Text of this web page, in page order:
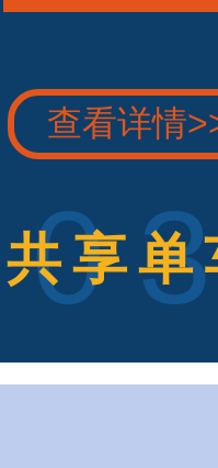
查看详情
共享单